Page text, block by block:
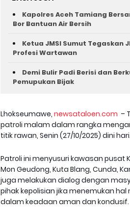
Kapolres Aceh Tamiang
Bor Bantuan Air Bersih
Ketua JMSI Sumut Tegaskan
Profesi Wartawan
Demi Bulir Padi Berisi dan
Pemupukan Bijak
Lhokseumawe, newsataloen.com –
patroli malam dalam rangka
titik rawan, Senin (27/10/2025) dini hari.
Patroli ini menyusuri kawasan pusat
Mon Geudong, Kuta Blang, Cunda,
juga melakukan dialog dengan
pihak kepolisian jika menemukan hal
dalam keadaan aman dan kondusif.